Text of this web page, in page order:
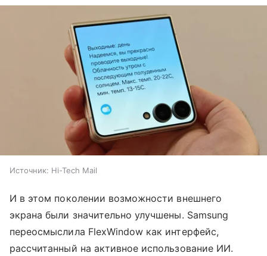
Источник: Hi-Tech Mail
И в этом поколении возможности внешнего
экрана были значительно улучшены. Samsung
переосмыслила FlexWindow как интерфейс,
рассчитанный на активное использование ИИ.